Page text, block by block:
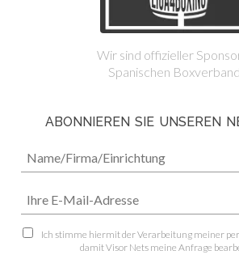
Wir sind offizieller
Spanischen
ABONNIEREN SIE UNSEREN
Ich stimme hiermit der Verarbeitung meiner
damit Visor Nets meine Anfrage